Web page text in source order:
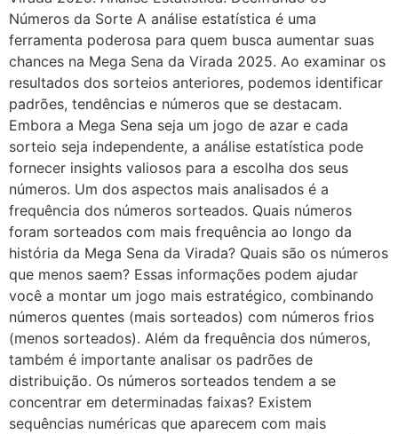
Números da Sorte A análise estatística é uma
ferramenta poderosa para quem busca aumentar suas
chances na Mega Sena da Virada 2025. Ao examinar os
resultados dos sorteios anteriores, podemos identificar
padrões, tendências e números que se destacam.
Embora a Mega Sena seja um jogo de azar e cada
sorteio seja independente, a análise estatística pode
fornecer insights valiosos para a escolha dos seus
números. Um dos aspectos mais analisados é a
frequência dos números sorteados. Quais números
foram sorteados com mais frequência ao longo da
história da Mega Sena da Virada? Quais são os números
que menos saem? Essas informações podem ajudar
você a montar um jogo mais estratégico, combinando
números quentes (mais sorteados) com números frios
(menos sorteados). Além da frequência dos números,
também é importante analisar os padrões de
distribuição. Os números sorteados tendem a se
concentrar em determinadas faixas? Existem
sequências numéricas que aparecem com mais